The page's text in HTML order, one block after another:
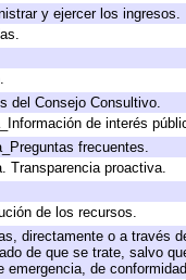
y ejercer los ingresos.
del Consejo Consultivo.
de interés
frecuentes.
Transparencia proactiva.
de los recursos.
directamente o a través
de que se trate, salvo
de